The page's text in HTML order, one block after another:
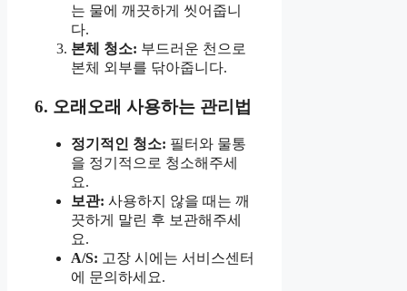
는 물에 깨끗하게 씻어줍니
다.
본체 청소: 부드러운 천으로
본체 외부를 닦아줍니다.
6. 오래오래 사용하는 관리법
정기적인 청소: 필터와 물통
을 정기적으로 청소해주세
요.
보관: 사용하지 않을 때는 깨
끗하게 말린 후 보관해주세
요.
A/S: 고장 시에는 서비스센터
에 문의하세요.